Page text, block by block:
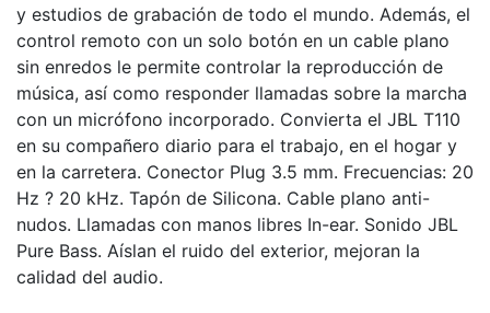
y estudios de grabación de todo el mundo. Además, el
control remoto con un solo botón en un cable plano
sin enredos le permite controlar la reproducción de
música, así como responder llamadas sobre la marcha
con un micrófono incorporado. Convierta el JBL T110
en su compañero diario para el trabajo, en el hogar y
en la carretera. Conector Plug 3.5 mm. Frecuencias: 20
Hz ? 20 kHz. Tapón de Silicona. Cable plano anti-
nudos. Llamadas con manos libres In-ear. Sonido JBL
Pure Bass. Aíslan el ruido del exterior, mejoran la
calidad del audio.